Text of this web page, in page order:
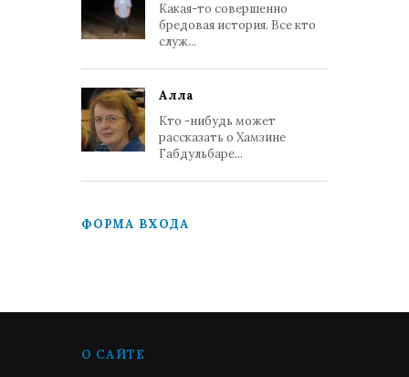
Какая-то совершенно
бредовая история. Все кто
служ...
Алла
Кто -нибудь может
рассказать о Хамзине
Габдульбаре...
ФОРМА ВХОДА
О САЙТЕ